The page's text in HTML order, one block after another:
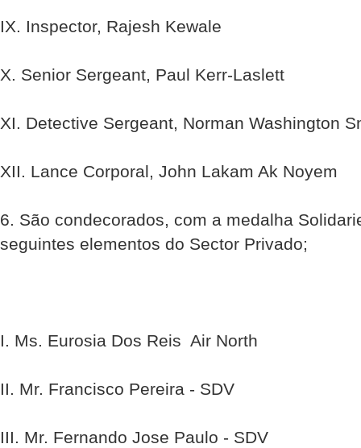
IX. Inspector, Rajesh Kewale
X. Senior Sergeant, Paul Kerr-Laslett
XI. Detective Sergeant, Norman Washington
XII. Lance Corporal, John Lakam Ak Noyem
6. São condecorados, com a medalha
seguintes elementos do Sector Privado;
I. Ms. Eurosia Dos Reis  Air North
II. Mr. Francisco Pereira - SDV
III. Mr. Fernando Jose Paulo - SDV